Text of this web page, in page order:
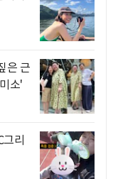
은 근
소'
리